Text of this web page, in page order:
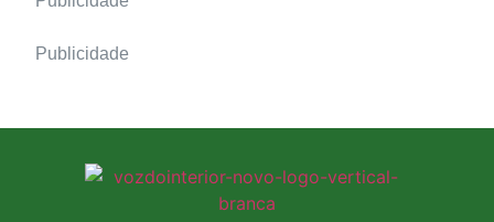
Publicidade